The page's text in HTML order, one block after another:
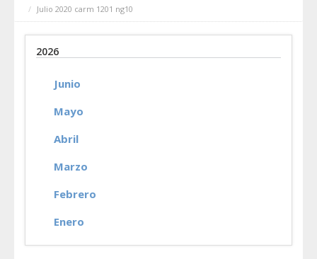
Julio 2020 carm 1201 ng10
2026
Junio
Mayo
Abril
Marzo
Febrero
Enero